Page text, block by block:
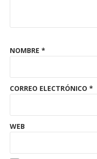
NOMBRE *
CORREO ELECTRÓNICO *
WEB